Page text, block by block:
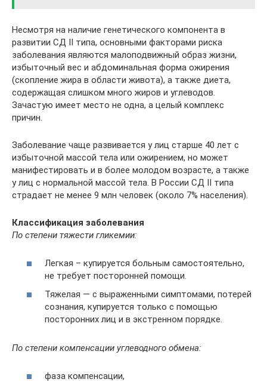
Несмотря на наличие генетического компонента в
развитии СД II типа, основными факторами риска
заболевания являются малоподвижный образ жизни,
избыточный вес и абдоминальная форма ожирения
(скопление жира в области живота), а также диета,
содержащая слишком много жиров и углеводов.
Зачастую имеет место не одна, а целый комплекс
причин.
Заболевание чаще развивается у лиц старше 40 лет с
избыточной массой тела или ожирением, но может
манифестировать и в более молодом возрасте, а также
у лиц с нормальной массой тела. В России СД II типа
страдает не менее 9 млн человек (около 7% населения).
Классификация заболевания
По степени тяжести гликемии:
Легкая – купируется больным самостоятельно,
не требует посторонней помощи.
Тяжелая — с выраженными симптомами, потерей
сознания, купируется только с помощью
посторонних лиц и в экстренном порядке.
По степени компенсации углеводного обмена:
фаза компенсации,